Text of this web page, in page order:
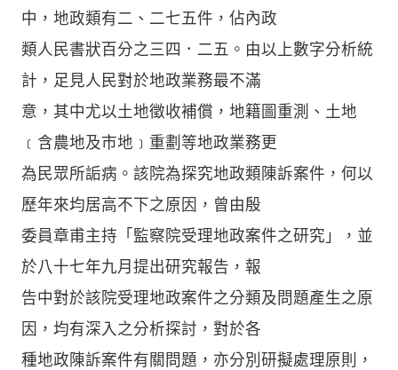
中，地政類有二、二七五件，佔內政
類人民書狀百分之三四．二五。由以上數字分析統
計，足見人民對於地政業務最不滿
意，其中尤以土地徵收補償，地籍圖重測、土地
﹝含農地及市地﹞重劃等地政業務更
為民眾所詬病。該院為探究地政類陳訴案件，何以
歷年來均居高不下之原因，曾由殷
委員章甫主持「監察院受理地政案件之研究」，並
於八十七年九月提出研究報告，報
告中對於該院受理地政案件之分類及問題產生之原
因，均有深入之分析探討，對於各
種地政陳訴案件有關問題，亦分別研擬處理原則，